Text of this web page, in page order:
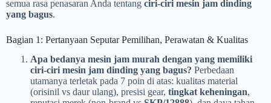
semua rasa penasaran Anda tentang ciri-ciri mesin jam dinding
yang bagus.
Bagian 1: Pertanyaan Seputar Pemilihan, Perawatan & Kualitas
Apa bedanya mesin jam murah dengan yang memiliki
ciri-ciri mesin jam dinding yang bagus? Perbedaan
utamanya terletak pada 7 poin di atas: kualitas material
(orisinil vs daur ulang), presisi gear, tingkat keheningan,